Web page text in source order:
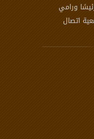
ورامي
اتصال